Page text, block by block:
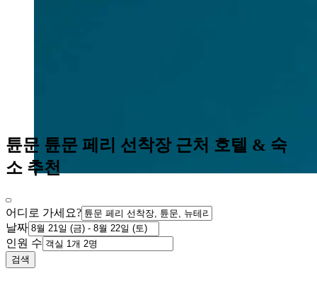
튠문 튠문 페리 선착장 근처 호텔 & 숙
소 추천
어디로 가세요?
날짜
인원 수
검색